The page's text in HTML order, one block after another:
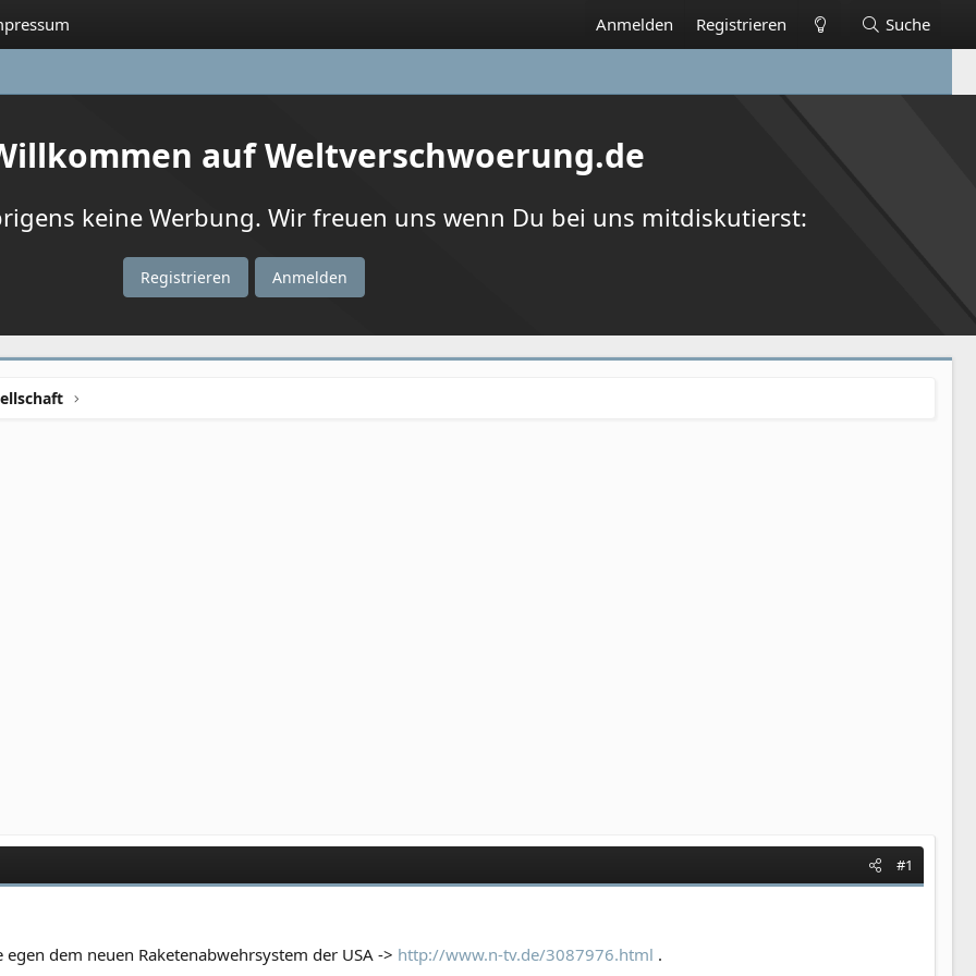
Anmelden Registrieren Suche
auf Weltverschwoerung.de
keine Werbung. Wir freuen uns wenn Du bei uns mitdiskutierst:
Registrieren Anmelden
#1
dem neuen Raketenabwehrsystem der USA -> http://www.n-tv.de/3087976.html .